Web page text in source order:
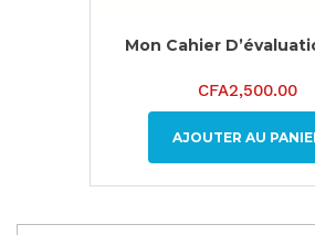
Mon Cahier
CFA2,500.00
AJOUTER AU